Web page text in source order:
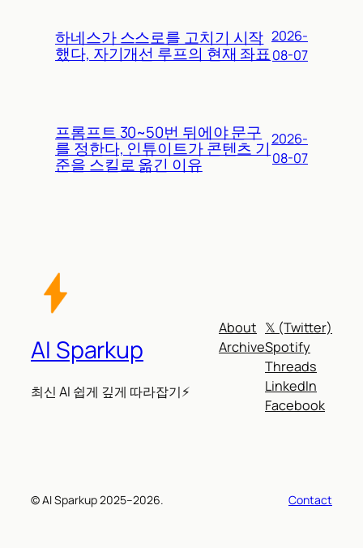
하네스가 스스로를 고치기 시작
했다, 자기개선 루프의 현재 좌표
2026-
08-07
프롬프트 30~50번 뒤에야 문구
를 정한다, 인튜이트가 콘텐츠 기
준을 스킬로 옮긴 이유
2026-
08-07
AI Sparkup
최신 AI 쉽게 깊게 따라잡기⚡
About
Archive
𝕏 (Twitter)
Spotify
Threads
LinkedIn
Facebook
© AI Sparkup 2025–2026. Contact